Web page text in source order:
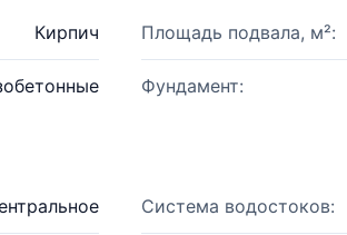
Кирпич Площадь подвала, м²:
Фундамент:
Система водостоков: